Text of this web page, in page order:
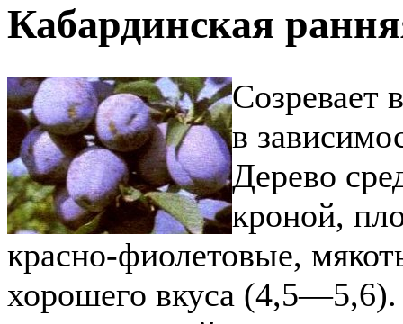
Кабардинская
Созревает
в
Дерево
кроной,
красно-фиолетовые,
хорошего вкуса